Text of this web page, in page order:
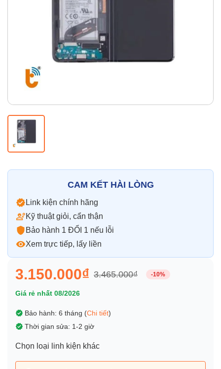
Thay pin
Pin iPhone Pin Samsumg
Pin Realme
CAM KẾT HÀI LÒNG
Link kiện chính hãng
Kỹ thuật giỏi, cẩn thận
Bảo hành 1 ĐỔI 1 nếu lỗi
Xem trực tiếp, lấy liền
3.150.000₫ 3.465.000₫ -10%
Giá rẻ nhất 08/2026
Bảo hành: 6 tháng (Chi tiết)
Thời gian sửa: 1-2 giờ
Chọn loại linh kiện khác